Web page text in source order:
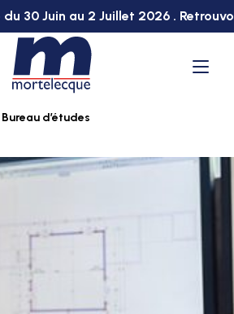
30 Juin au 2 Juillet 2026 .
Bureau d’études